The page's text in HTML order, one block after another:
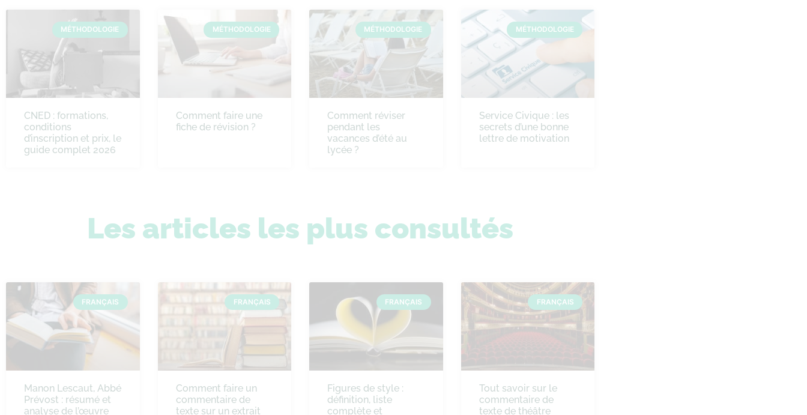
MÉTHODOLOGIE
CNED : formations,
conditions
d’inscription et prix, le
guide complet 2026
MÉTHODOLOGIE
Comment faire une
fiche de révision ?
MÉTHODOLOGIE
Comment réviser
pendant les
vacances d’été au
lycée ?
MÉTHODOLOGIE
Service Civique : les
secrets d’une bonne
lettre de motivation
Les articles les plus consultés
FRANÇAIS
Manon Lescaut, Abbé
Prévost : résumé et
analyse de l’œuvre
FRANÇAIS
Comment faire un
commentaire de
texte sur un extrait
FRANÇAIS
Figures de style :
définition, liste
complète et
FRANÇAIS
Tout savoir sur le
commentaire de
texte de théâtre